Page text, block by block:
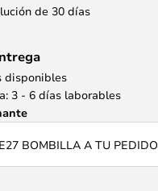
de 30 días
disponibles
3 - 6 días laborables
BOMBILLA A TU PEDIDO